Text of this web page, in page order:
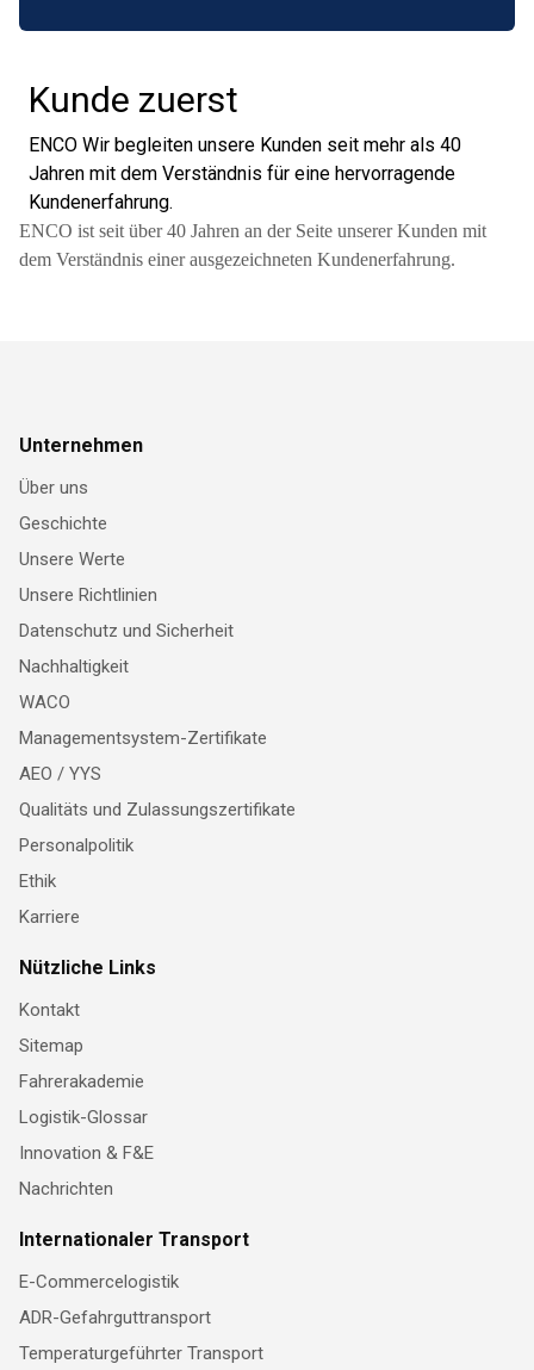
Kunde zuerst
ENCO Wir begleiten unsere Kunden seit mehr als 40
Jahren mit dem Verständnis für eine hervorragende
Kundenerfahrung.
ENCO ist seit über 40 Jahren an der Seite unserer Kunden mit
dem Verständnis einer ausgezeichneten Kundenerfahrung.
Unternehmen
Über uns
Geschichte
Unsere Werte
Unsere Richtlinien
Datenschutz und Sicherheit
Nachhaltigkeit
WACO
Managementsystem-Zertifikate
AEO / YYS
Qualitäts und Zulassungszertifikate
Personalpolitik
Ethik
Karriere
Nützliche Links
Kontakt
Sitemap
Fahrerakademie
Logistik-Glossar
Innovation & F&E
Nachrichten
Internationaler Transport
E-Commercelogistik
ADR-Gefahrguttransport
Temperaturgeführter Transport